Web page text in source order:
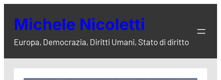
Michele Nicoletti
Europa, Democrazia, Diritti Umani, Stato di diritto